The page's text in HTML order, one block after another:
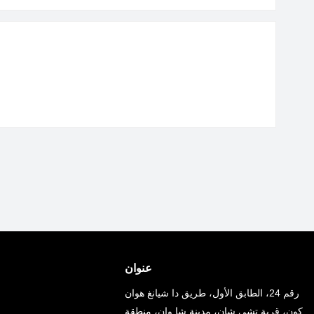
عنوان
رقم 24، الطابق الأول، طريق دا شيانغ هوان
كون، قرية تشي شان، مدينة شا وان، منطقة